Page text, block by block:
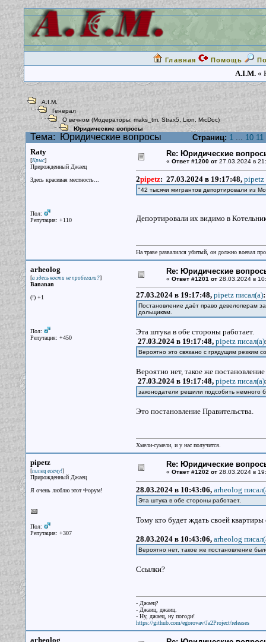
Главная Помощь
A.I.M.«
A.I.M.
Генерал
О вечном (Модераторы: maks_tm, Strax5 Lion MicDoc)
Юридические вопросы
Тема: Юридические вопросы Страниц: 1... 10 11
Raty
[Крыс]
Прирожденный Джаец
Здесь красивая местность...
Пол:
Репутация: +110
Re: Юридические
« Ответ #1200 от27.03.2024 в
2pipetz: 27.03.2024 в 19:17:48, pipetz
"42 тысячи мигрантов депортировали из
Депортировали их видимо в
На траве развалился убитый, он должно воевал
arheolog
[а здесь кости не пробегали?]
Bananan
(!) +1
Пол:
Репутация: +450
Re: Юридические
« Ответ #1201 от28.03.2024 в
27.03.2024 в 19:17:48, pipetz писал(a):
Постановление даёт право девелоперам
дольщикам.
Эта штука в обе стороны работает.
27.03.2024 в 19:17:48, pipetz писал(a)
Вероятно это связано с грядущим резким
Вероятно нет, такое же
27.03.2024 в 19:17:48, pipetz писал(a)
законодатели решили подсобить немного
Это постановление Правительства.
Хмели-сумели, и у нас получится.
pipetz
[пипец всему!]
Прирожденный Джаец
Я очень люблю этот Форум!
Пол:
Репутация: +307
Re: Юридические
« Ответ #1202 от28.03.2024 в
28.03.2024 в 10:43:06, arheolog
Эта штука в обе стороны работает.
Тому кто будет ждать своей квартиры
28.03.2024 в 10:43:06, arheolog
Вероятно нет, такое же постановление
Ссылки?
- Джаец?
- Джаиц, джаиц.
- Ну, джаец, ну погоди!
https://github.com/egorovav/Ja2Project/releases
arheolog